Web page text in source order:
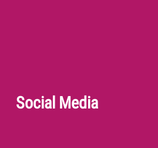
Social Media